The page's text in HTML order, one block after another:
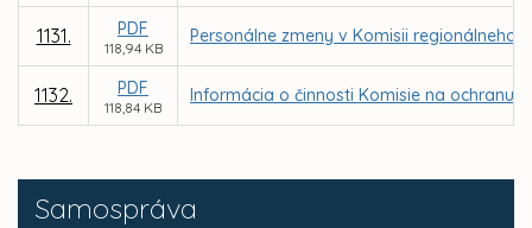
Samospráva
1131. PDF
118,94 KB
Personálne zmeny v Komisii regionálneho
1132. PDF
118,84 KB
Informácia o činnosti Komisie na ochranu